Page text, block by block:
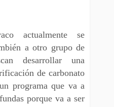
actualmente se
a otro grupo de
desarrollar una
de carbonato
programa que va a
porque va a ser